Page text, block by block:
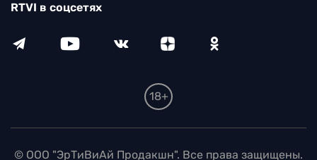
RTVI в соцсетях
18+
© ООО "ЭрТиВиАй Продакшн". Все права защищены.